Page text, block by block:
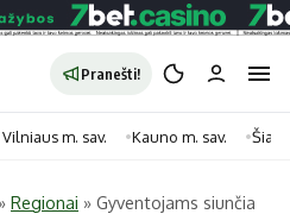
Pranešti!
Vilniaus m. sav. Kauno m. sav.
» Regionai » Gyventojams siunčia